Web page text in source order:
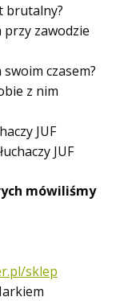
brutalny?
przy zawodzie
czasem?
z nim
JUF
JUF
mówiliśmy
sklep